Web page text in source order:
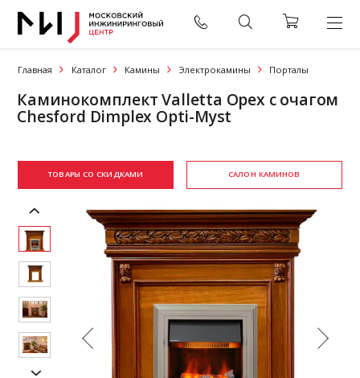
Главная Каталог Камины Электрокамины Порталы
Каминокомплект Valletta Орех с очагом
Chesford Dimplex Opti-Myst
ТОВАРЫ СО СКИДКАМИ САЛОН КАМИНОВ